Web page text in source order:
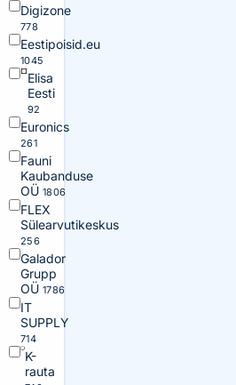
Digizone
778
Eestipoisid.eu
1045
Elisa
Eesti
92
Euronics
261
Fauni
Kaubanduse
OÜ 1806
FLEX
Sülearvutikeskus
256
Galador
Grupp
OÜ 1786
IT
SUPPLY
714
K-
rauta